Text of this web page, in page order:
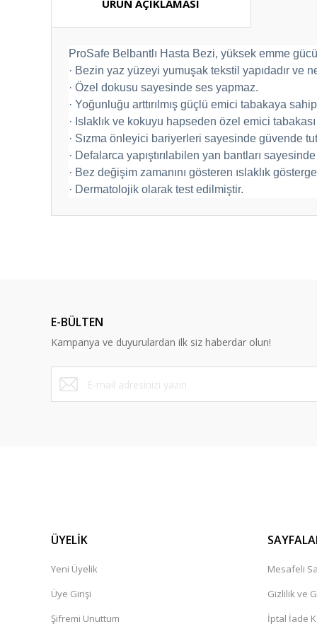
ÜRÜN AÇIKLAMASI
ProSafe Belbantlı Hasta Bezi, yüksek emme
· Bezin yaz yüzeyi yumuşak tekstil yapıdadır ve
· Özel dokusu sayesinde ses yapmaz.
· Yoğunluğu arttırılmış güçlü emici tabakaya
· Islaklık ve kokuyu hapseden özel emici
· Sızma önleyici bariyerleri sayesinde güvende
· Defalarca yapıştırılabilen yan bantları
· Bez değişim zamanını gösteren ıslaklık
· Dermatolojik olarak test edilmiştir.
Sürekli kullandığım orjinal ürünler çok iyi paketlenmiş
M... Ö... | 07/07/2025
Bence denemelisiniz
Çok beğendim
Yorum Yaz
Ürün bilgilerinde hatalar bulunuyor.
Ürün fiyatı diğer sitelerden daha pahalı.
Bu ürüne benzer farklı alternatifler olmalı.
E-BÜLTEN
Kampanya ve duyurulardan ilk siz haberdar olun!
ÜYELİK
Yeni Üyelik
Üye Girişi
Şifremi Unuttum
Mesafeli
Gizlilik ve
İptal İade